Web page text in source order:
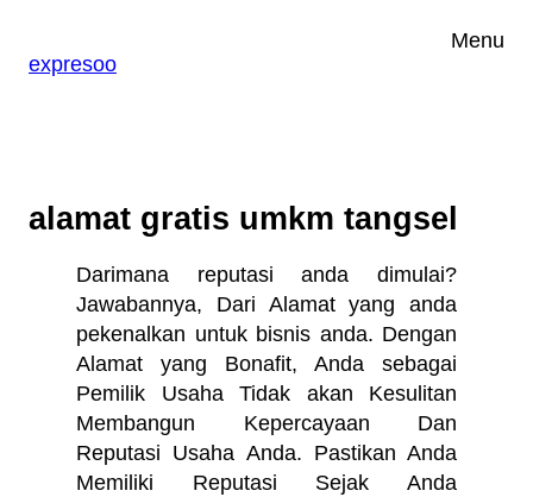
konten
expresoo
Menu
alamat gratis umkm tangsel
Darimana reputasi anda dimulai?
Jawabannya, Dari Alamat yang anda
pekenalkan untuk bisnis anda. Dengan
Alamat yang Bonafit, Anda sebagai
Pemilik Usaha Tidak akan Kesulitan
Membangun Kepercayaan Dan
Reputasi Usaha Anda. Pastikan Anda
Memiliki Reputasi Sejak Anda